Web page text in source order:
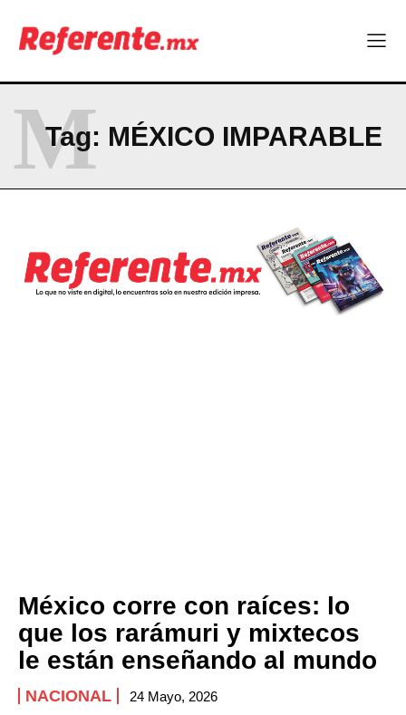
Company
CONTACT
PRIVACY POLICY
NEWSLETTER
Tag: MÉXICO IMPARABLE
M
México corre con raíces: lo
que los rarámuri y mixtecos
le están enseñando al mundo
NACIONAL 24 Mayo, 2026